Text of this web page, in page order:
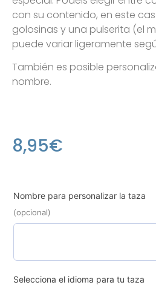
con su contenido, en este
golosinas y una pulserita (el
puede variar ligeramente
También es posible
nombre.
8,95€
Nombre para personalizar la taza
(opcional)
Selecciona el idioma para tu taza